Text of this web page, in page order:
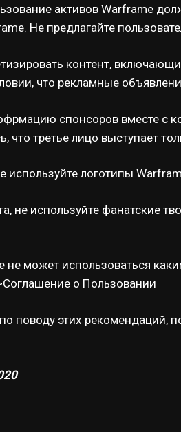
активов Warframe
Не предлагайте
контент,
что рекламные
спонсоров вместе с
третье лицо выступает
логотипы
не используйте фанатские
не может использоваться
о Пользовании
поводу этих рекомендаций,